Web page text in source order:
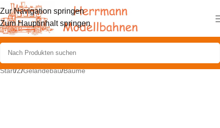
Zur Navigation springen
Zum Hauptinhalt springen
Start/Z/Geländebau/Bäume